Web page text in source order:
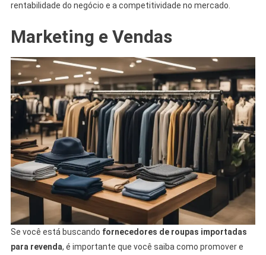
rentabilidade do negócio e a competitividade no mercado.
Marketing e Vendas
Se você está buscando fornecedores de roupas importadas
para revenda, é importante que você saiba como promover e